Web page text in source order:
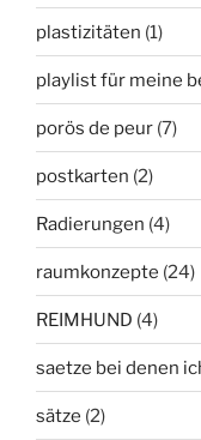
plastizitäten (1)
playlist für meine
porös de peur (7)
postkarten (2)
Radierungen (4)
raumkonzepte (24)
REIMHUND (4)
saetze bei denen
sätze (2)